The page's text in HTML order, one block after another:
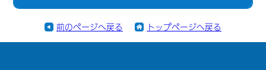
前のページへ戻る トップページへ戻る